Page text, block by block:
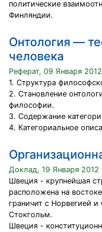
политические
Финляндии.
Онтология —
человека
Реферат, 09 Января 2012
1. Структура
2. Становление
философии.
3. Содержание
4. Категориальное
Доклад, 19 Января 2012
Швеция - крупнейшая
расположена на
граничит с Норвегией
Стокгольм.
Швеция -